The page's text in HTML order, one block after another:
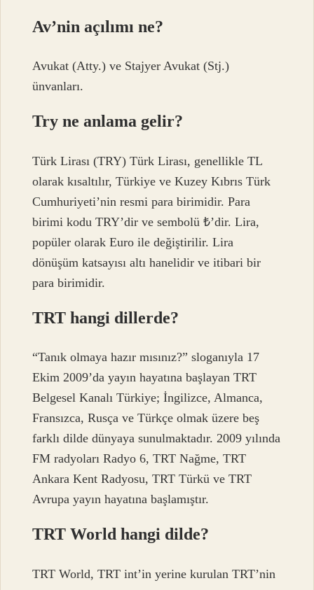
Av’nin açılımı ne?
Avukat (Atty.) ve Stajyer Avukat (Stj.)
ünvanları.
Try ne anlama gelir?
Türk Lirası (TRY) Türk Lirası, genellikle TL
olarak kısaltılır, Türkiye ve Kuzey Kıbrıs Türk
Cumhuriyeti’nin resmi para birimidir. Para
birimi kodu TRY’dir ve sembolü ₺’dir. Lira,
popüler olarak Euro ile değiştirilir. Lira
dönüşüm katsayısı altı hanelidir ve itibari bir
para birimidir.
TRT hangi dillerde?
“Tanık olmaya hazır mısınız?” sloganıyla 17
Ekim 2009’da yayın hayatına başlayan TRT
Belgesel Kanalı Türkiye; İngilizce, Almanca,
Fransızca, Rusça ve Türkçe olmak üzere beş
farklı dilde dünyaya sunulmaktadır. 2009 yılında
FM radyoları Radyo 6, TRT Nağme, TRT
Ankara Kent Radyosu, TRT Türkü ve TRT
Avrupa yayın hayatına başlamıştır.
TRT World hangi dilde?
TRT World, TRT int’in yerine kurulan TRT’nin